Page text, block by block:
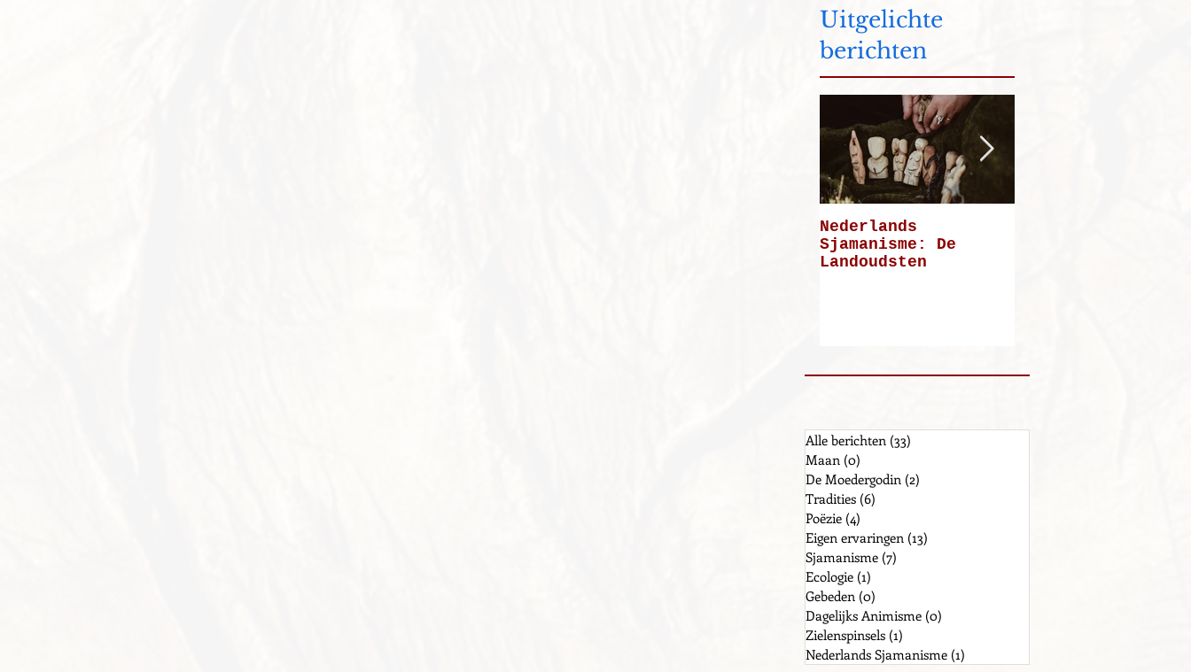
Uitgelichte
berichten
Nederlands
Sjamanisme: De
Landoudsten
Alle berichten (33)
Maan (0)
De Moedergodin (2)
Tradities (6)
Poëzie (4)
Eigen ervaringen (13)
Sjamanisme (7)
Ecologie (1)
Gebeden (0)
Dagelijks Animisme (0)
Zielenspinsels (1)
Nederlands Sjamanisme (1)